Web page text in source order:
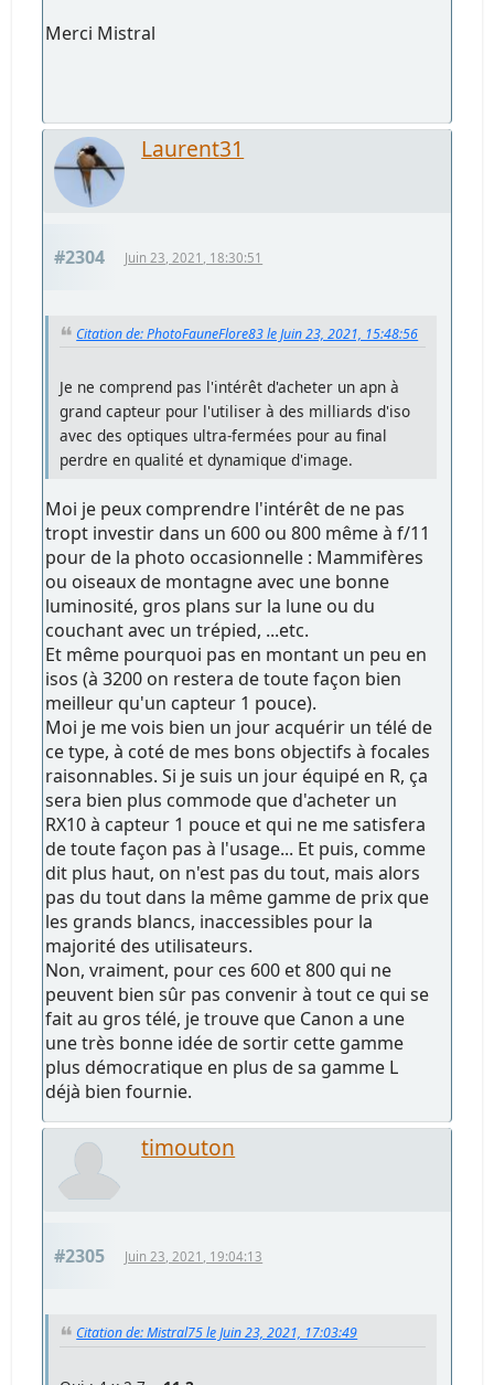
Merci Mistral
Laurent31
#2304 Juin 23, 2021, 18:30:51
Citation de: PhotoFauneFlore83 le Juin 23, 2021, 15:48:56
Je ne comprend pas l'intérêt d'acheter un apn à
grand capteur pour l'utiliser à des milliards d'iso
avec des optiques ultra-fermées pour au final
perdre en qualité et dynamique d'image.
Moi je peux comprendre l'intérêt de ne pas
tropt investir dans un 600 ou 800 même à f/11
pour de la photo occasionnelle : Mammifères
ou oiseaux de montagne avec une bonne
luminosité, gros plans sur la lune ou du
couchant avec un trépied, ...etc.
Et même pourquoi pas en montant un peu en
isos (à 3200 on restera de toute façon bien
meilleur qu'un capteur 1 pouce).
Moi je me vois bien un jour acquérir un télé de
ce type, à coté de mes bons objectifs à focales
raisonnables. Si je suis un jour équipé en R, ça
sera bien plus commode que d'acheter un
RX10 à capteur 1 pouce et qui ne me satisfera
de toute façon pas à l'usage... Et puis, comme
dit plus haut, on n'est pas du tout, mais alors
pas du tout dans la même gamme de prix que
les grands blancs, inaccessibles pour la
majorité des utilisateurs.
Non, vraiment, pour ces 600 et 800 qui ne
peuvent bien sûr pas convenir à tout ce qui se
fait au gros télé, je trouve que Canon a une
une très bonne idée de sortir cette gamme
plus démocratique en plus de sa gamme L
déjà bien fournie.
timouton
#2305 Juin 23, 2021, 19:04:13
Citation de: Mistral75 le Juin 23, 2021, 17:03:49